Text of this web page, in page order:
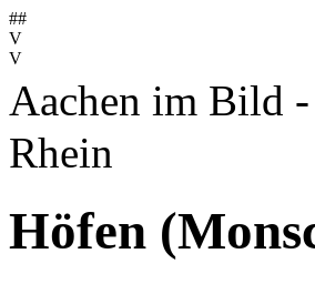
##
V
V
Aachen im Bild
Rhein
Höfen